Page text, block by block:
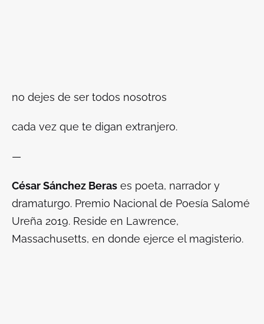
no dejes de ser todos nosotros
cada vez que te digan extranjero.
—
César Sánchez Beras es poeta, narrador y
dramaturgo. Premio Nacional de Poesía Salomé
Ureña 2019. Reside en Lawrence,
Massachusetts, en donde ejerce el magisterio.